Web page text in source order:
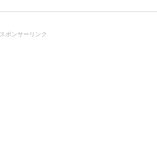
スポンサーリンク